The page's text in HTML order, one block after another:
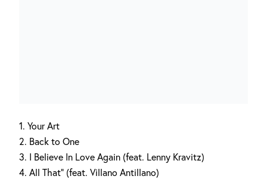
1. Your Art
2. Back to One
3. I Believe In Love Again (feat. Lenny Kravitz)
4. All That“ (feat. Villano Antillano)